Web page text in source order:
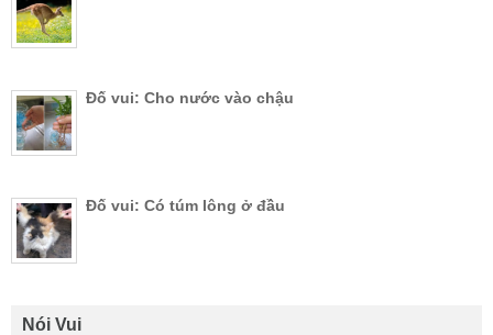
Đố vui: Cho nước vào chậu
Đố vui: Có túm lông ở đầu
Nói Vui